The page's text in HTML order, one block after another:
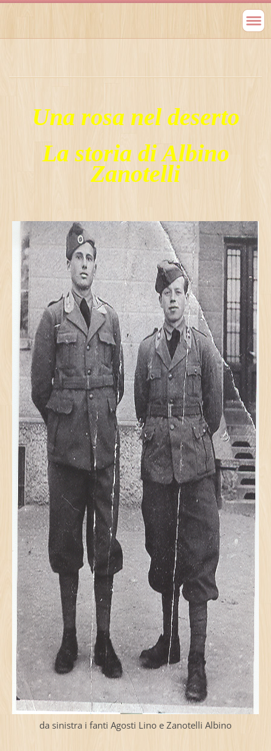
Una rosa nel deserto
La storia di Albino
Zanotelli
da sinistra i fanti Agosti Lino e Zanotelli Albino